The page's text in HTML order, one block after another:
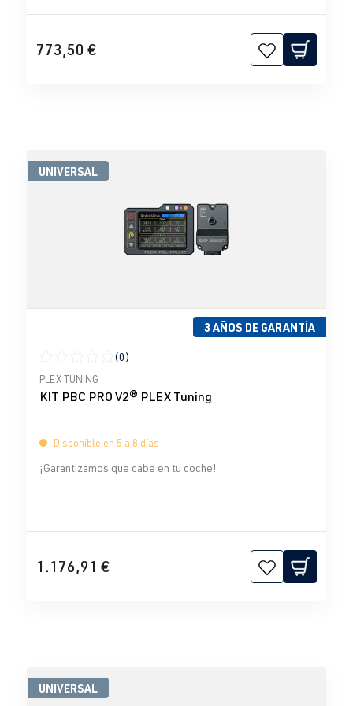
773,50 €
UNIVERSAL
3 AÑOS DE GARANTÍA
Calificación promedio de 0 de 5 estrellas
(0)
PLEX TUNING
KIT PBC PRO V2® PLEX Tuning
Disponible en 5 a 8 días
¡Garantizamos que cabe en tu coche!
1.176,91 €
UNIVERSAL